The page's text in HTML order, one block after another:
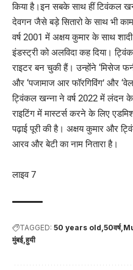
किया है।इन सबके साथ हीं टिवंकल
देवगन जैसे बड़े सितारो के साथ भी
वर्ष 2001 में अक्षय कुमार के साथ
इंडस्ट्री को अलविदा कह दिया।
राइटर बन चुकी हैं। उन्होंने ‘मिसेज
और ‘पजामाज आर फॉरगिविंग’ और
ट्विंकल खन्ना ने वर्ष 2022 में लंदन के
राइटिंग में मास्टर्स करने के लिए
पढ़ाई पूरी की है। अक्षय कुमार और
आरव और बेटी का नाम नितारा है।
लाइव 7
TAGGED: 50 years old 50वर्ष
मुंबई हुयी